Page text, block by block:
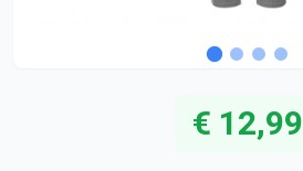
€ 12,99